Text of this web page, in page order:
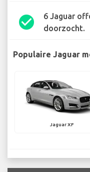
check_circle
6 Jaguar
doorzocht.
Populaire Jaguar
Jaguar XF